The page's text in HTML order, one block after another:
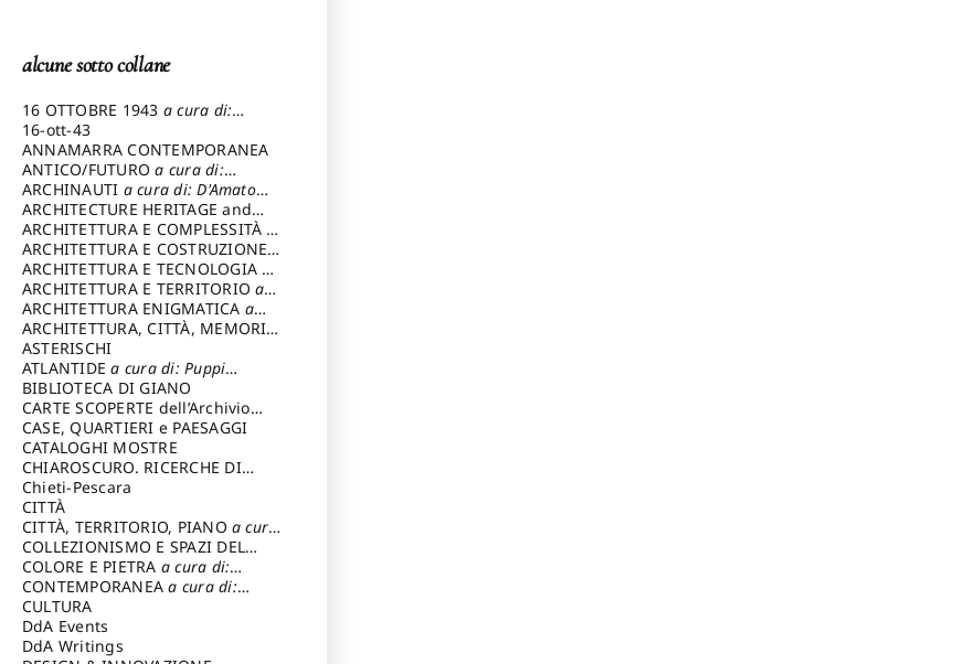
alcune sotto collane
16 OTTOBRE 1943 a cura di:
Pezzetti Marcello
16-ott-43
ANNAMARRA CONTEMPORANEA
ANTICO/FUTUROa cura di:
Varagnoli Claudio
ARCHINAUTI a cura di: D'Amato
Claudio
ARCHITECTURE HERITAGE and
DESIGN
ARCHITETTURA E COMPLESSITÀ a
cura di: Piva Antonio
ARCHITETTURA E COSTRUZIONEa
cura di: Poretti Sergio
ARCHITETTURA E TECNOLOGIA a
cura di: Carrara Gianfranco
ARCHITETTURA E TERRITORIOa
cura di: Pietrogrande Enrico
ARCHITETTURA ENIGMATICA a
cura di: Lenci Ruggero
ARCHITETTURA, CITTÀ, MEMORIA
a cura di: Valeriani Enrico
ASTERISCHI
ATLANTIDEa cura di: Puppi
Lionello
BIBLIOTECA DI GIANO
CARTE SCOPERTE dell’Archivio
Storico Capitolino
CASE, QUARTIERI e PAESAGGI
CATALOGHI MOSTRE
CHIAROSCURO. RICERCHE DI
STORIA E STORIA DELL'ARTE
cura di: Di Carpegna Falconieri
Tommaso
Chieti-Pescara
CITTÀ
CITTÀ, TERRITORIO, PIANO a cura
di: Imbesi Giuseppe
COLLEZIONISMO E SPAZI DEL
COLLEZIONISMO a cura di:
Magnani Lauro
COLORE E PIETRA a cura di:
Selvaggi Giuseppe
CONTEMPORANEAa cura di:
Gubinelli Luna
CULTURA
DdA Events
DdA Writings